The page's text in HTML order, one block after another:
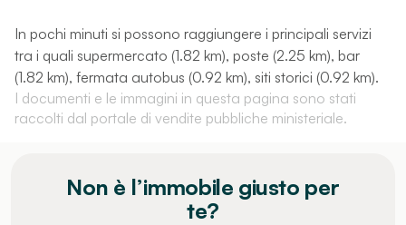
In pochi minuti si possono raggiungere i principali servizi
tra i quali supermercato (1.82 km), poste (2.25 km), bar
(1.82 km), fermata autobus (0.92 km), siti storici (0.92 km).
I documenti e le immagini in questa pagina sono stati
raccolti dal portale di vendite pubbliche ministeriale.
Non è l’immobile giusto per
te?